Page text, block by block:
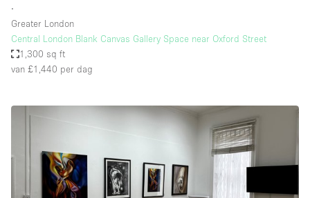
∙
Greater London
Central London Blank Canvas Gallery Space near Oxford Street
1,300 sq ft
van £1,440 per dag